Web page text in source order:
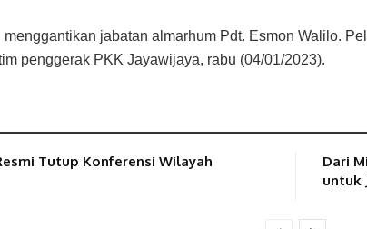
jabatan almarhum Pdt. Esmon Walilo.
penggerak PKK Jayawijaya, rabu (04/01/2023).
Tutup Konferensi Wilayah
Dari
untuk